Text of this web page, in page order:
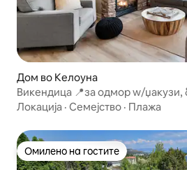
Дом во Келоуна
Викендица 📍за одмор w/џакузи,
езеро!
Локација · Семејство · Плажа
Омилено на гостите
Омилено на гостите